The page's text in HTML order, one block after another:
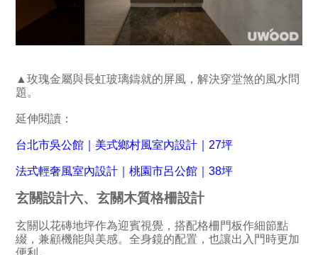
▲玫瑰金屬與長虹玻璃鑄就的屏風，解決穿堂煞的風水問
題。
延伸閱讀：
台北市吳公館｜美式鄉村風室內設計｜27坪
法式輕奢風室內設計｜桃園市呂公館｜38坪
玄關設計六、玄關木質格柵設計
玄關以花磚地坪作為迎賓視覺，搭配格柵門板作細節點
綴，兼顧機能與美感。全身鏡的配置，也讓出入門時更加
便利。